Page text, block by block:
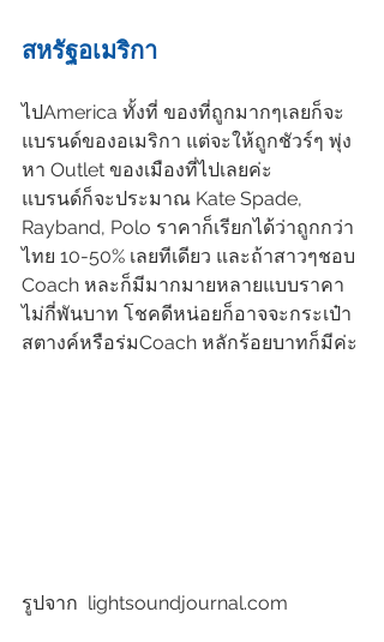
สหรัฐอเมริกา
ไปAmerica ทั้งที่ ของที่ถูกมากๆเลยก็จะ
แบรนด์ของอเมริกา แต่จะให้ถูกชัวร์ๆ พุ่ง
หา Outlet ของเมืองที่ไปเลยค่ะ
แบรนด์ก็จะประมาณ Kate Spade,
Rayband, Polo ราคาก็เรียกได้ว่าถูกกว่า
ไทย 10-50% เลยทีเดียว และถ้าสาวๆชอบ
Coach หละก็มีมากมายหลายแบบราคา
ไม่กี่พันบาท โชคดีหน่อยก็อาจจะกระเป๋า
สตางค์หรือร่มCoach หลักร้อยบาทก็มีค่ะ
รูปจาก  lightsoundjournal.com